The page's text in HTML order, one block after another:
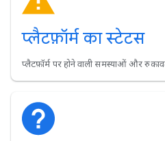
प्लैटफ़ॉर्म का स्टेटस
प्लैटफ़ॉर्म पर होने वाली समस्याओं और